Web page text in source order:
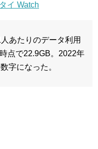
イ Watch
あたりのデータ利用
点で22.9GB。2022年
字になった。